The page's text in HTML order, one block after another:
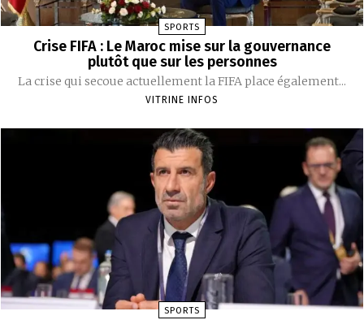
SPORTS
Crise FIFA : Le Maroc mise sur la gouvernance
plutôt que sur les personnes
La crise qui secoue actuellement la FIFA place également...
VITRINE INFOS
SPORTS